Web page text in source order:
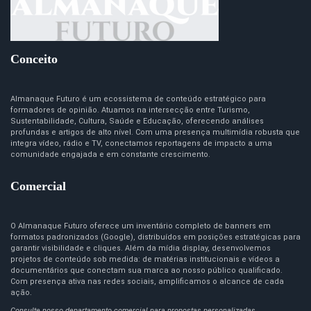
Conceito
Almanaque Futuro é um ecossistema de conteúdo estratégico para
formadores de opinião. Atuamos na intersecção entre Turismo,
Sustentabilidade, Cultura, Saúde e Educação, oferecendo análises
profundas e artigos de alto nível. Com uma presença multimídia robusta que
integra vídeo, rádio e TV, conectamos reportagens de impacto a uma
comunidade engajada e em constante crescimento.
Comercial
O Almanaque Futuro oferece um inventário completo de banners em
formatos padronizados (Google), distribuídos em posições estratégicas para
garantir visibilidade e cliques. Além da mídia display, desenvolvemos
projetos de conteúdo sob medida: de matérias institucionais e vídeos a
documentários que conectam sua marca ao nosso público qualificado.
Com presença ativa nas redes sociais, amplificamos o alcance de cada
ação.